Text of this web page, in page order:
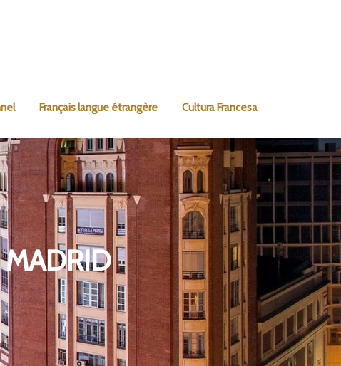
Français langue étrangère Cultura Francesa
MADRID